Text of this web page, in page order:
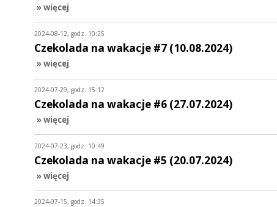
» więcej
2024-08-12, godz. 10:25
Czekolada na wakacje #7 (10.08.2024)
» więcej
2024-07-29, godz. 15:12
Czekolada na wakacje #6 (27.07.2024)
» więcej
2024-07-23, godz. 10:49
Czekolada na wakacje #5 (20.07.2024)
» więcej
2024-07-15, godz. 14:35